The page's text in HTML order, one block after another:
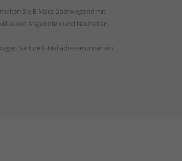
Sie E-Mails überwiegend mit
Angeboten und Neuheiten.
Sie Ihre E-Mailadresse unten ein.